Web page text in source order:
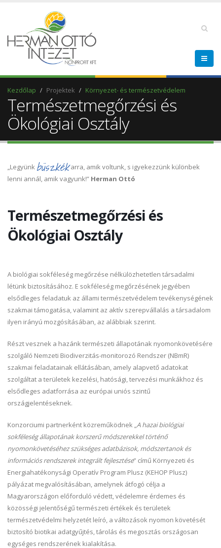
Kezdőlap Projektek Környezet- és természetvédelem
Természetmegőrzési és
Ökológiai Osztály
„Legyünk büszkékarra, amik voltunk, s igyekezzünk különbek
lenni annál, amik vagyunk!” Herman Ottó
Természetmegőrzési és
Ökológiai Osztály
A biológiai sokféleség megőrzése nélkülözhetetlen társadalmi
létünk biztosításához. E sokféleség megőrzésének jegyében
elsődleges feladatuk az állami természetvédelem tevékenységének
szakmai támogatása, valamint az aktív szerepvállalás a társadalom
ilyen irányú mozgósításában, az alábbiak szerint.
Részt vesznek a hazánk természeti állapotának nyomonkövetésére
szolgáló Nemzeti Biodiverzitás-monitorozó Rendszer (NBmR)
szakmai feladatainak ellátásában, amely alapvető adatokat
szolgáltat a területek kezelési, hatósági, tervezési munkákhoz és
elsődleges adatforrása az európai uniós szintű
országjelentéseknek.
Konzorciumi partnerként közreműködnek „A hazai biológiai
sokféleség állapotának korszerű módszerekkel történő
nyomonkövetéséhez szükséges adatbázisok, módszertanok és
információs rendszerek integrált fejlesztése” című Környezeti és
Energiahatékonysági Operatív Program Plusz (KEHOP Plusz)
pályázat megvalósításában, amelynek átfogó célja a
Magyarországon előforduló védett, védelemre érdemes és
közösségi jelentőségű természeti értékek és területek
természetvédelmi helyzetét leíró, a változások nyomon követését
biztosító biotikai adatgyűjtés, tárolás és megosztás országosan
egységes rendszerének kialakítása.